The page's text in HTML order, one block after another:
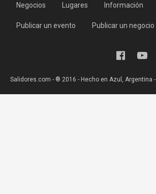
Negocios Lugares Información
Publicar un evento Publicar un negocio
Salidores.com - ® 2016 - Hecho en Azul, Argentina -